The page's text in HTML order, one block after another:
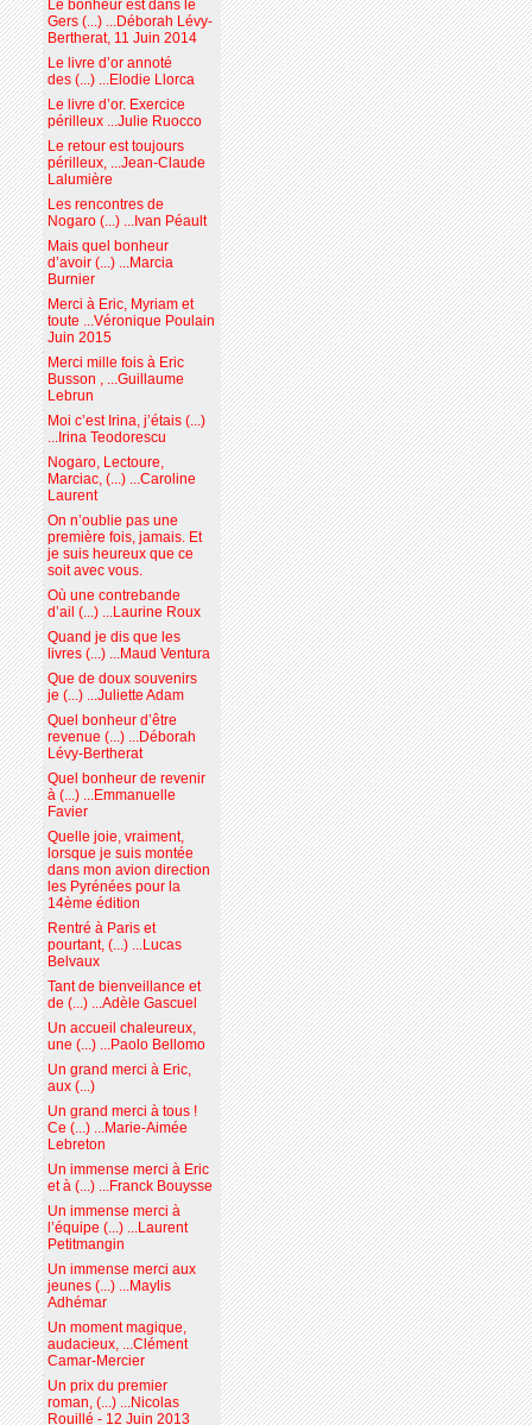
Le bonheur est dans le
Gers (...) ...Déborah Lévy-
Bertherat, 11 Juin 2014
Le livre d’or annoté
des (...) ...Elodie Llorca
Le livre d’or. Exercice
périlleux ...Julie Ruocco
Le retour est toujours
périlleux, ...Jean-Claude
Lalumière
Les rencontres de
Nogaro (...) ...Ivan Péault
Mais quel bonheur
d’avoir (...) ...Marcia
Burnier
Merci à Eric, Myriam et
toute ...Véronique Poulain
Juin 2015
Merci mille fois à Eric
Busson , ...Guillaume
Lebrun
Moi c’est Irina, j’étais (...)
...Irina Teodorescu
Nogaro, Lectoure,
Marciac, (...) ...Caroline
Laurent
On n’oublie pas une
première fois, jamais. Et
je suis heureux que ce
soit avec vous.
Où une contrebande
d’ail (...) ...Laurine Roux
Quand je dis que les
livres (...) ...Maud Ventura
Que de doux souvenirs
je (...) ...Juliette Adam
Quel bonheur d’être
revenue (...) ...Déborah
Lévy-Bertherat
Quel bonheur de revenir
à (...) ...Emmanuelle
Favier
Quelle joie, vraiment,
lorsque je suis montée
dans mon avion direction
les Pyrénées pour la
14ème édition
Rentré à Paris et
pourtant, (...) ...Lucas
Belvaux
Tant de bienveillance et
de (...) ...Adèle Gascuel
Un accueil chaleureux,
une (...) ...Paolo Bellomo
Un grand merci à Eric,
aux (...)
Un grand merci à tous !
Ce (...) ...Marie-Aimée
Lebreton
Un immense merci à Eric
et à (...) ...Franck Bouysse
Un immense merci à
l’équipe (...) ...Laurent
Petitmangin
Un immense merci aux
jeunes (...) ...Maylis
Adhémar
Un moment magique,
audacieux, ...Clément
Camar-Mercier
Un prix du premier
roman, (...) ...Nicolas
Rouillé - 12 Juin 2013